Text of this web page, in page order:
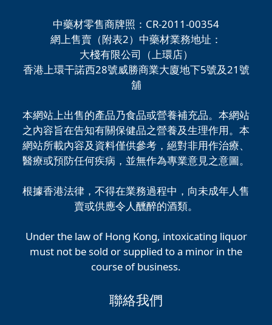
中藥材零售商牌照：CR-2011-00354
網上售賣（附表2）中藥材業務地址：
大棧有限公司（上環店）
香港上環干諾西28號威勝商業大廈地下5號及21號
舖
本網站上出售的產品乃食品或營養補充品。本網站
之內容旨在告知有關保健品之營養及生理作用。本
網站所載內容及資料僅供參考，絕對非用作治療、
醫療或預防任何疾病，並無作為專業意見之意圖。
根據香港法律，不得在業務過程中，向未成年人售
賣或供應令人醺醉的酒類。
Under the law of Hong Kong, intoxicating liquor
must not be sold or supplied to a minor in the
course of business.
聯絡我們